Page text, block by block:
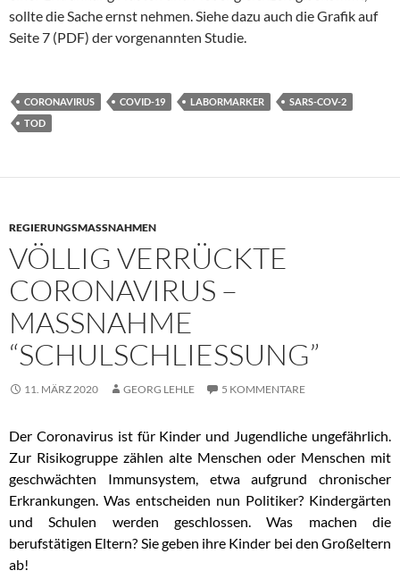
sollte die Sache ernst nehmen. Siehe dazu auch die Grafik auf
Seite 7 (PDF) der vorgenannten Studie.
CORONAVIRUS COVID-19 LABORMARKER
SARS-COV-2
TOD
REGIERUNGSMASSNAHMEN
VÖLLIG VERRÜCKTE
CORONAVIRUS –
MASSNAHME “
SCHULSCHLIESSUNG”
11. MÄRZ 2020 GEORG LEHLE 5 KOMMENTARE
Der Coronavirus ist für Kinder und Jugendliche ungefährlich.
Zur Risikogruppe zählen alte Menschen oder Menschen mit
geschwächten Immunsystem, etwa aufgrund chronischer
Erkrankungen. Was entscheiden nun Politiker? Kindergärten
und Schulen werden geschlossen. Was machen die
berufstätigen Eltern? Sie geben ihre Kinder bei den Großeltern
ab!